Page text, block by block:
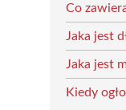
Co
Jaka jest
Jaka jest
Kiedy